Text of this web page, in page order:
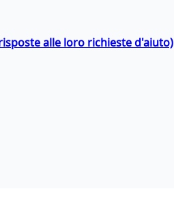
alle loro richieste d'aiuto)